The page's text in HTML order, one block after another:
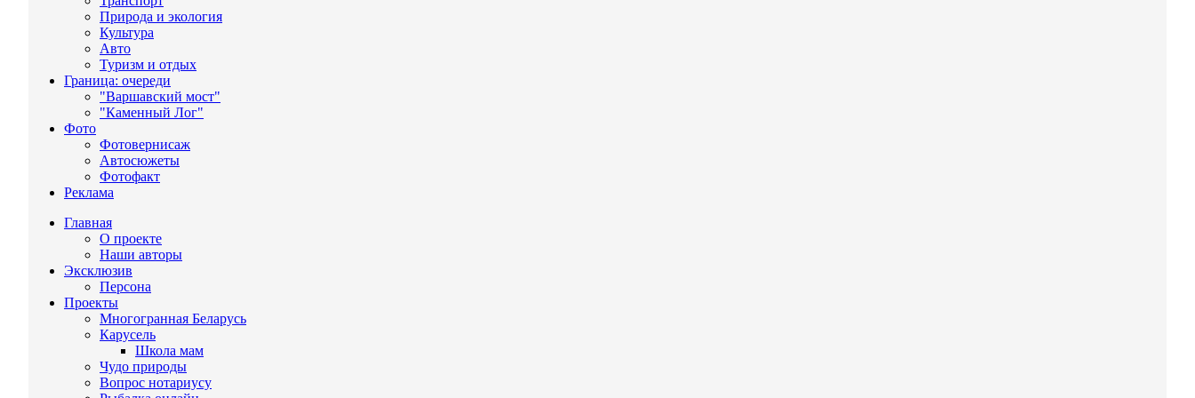
Природа и экология
Культура
Авто
Туризм и отдых
Граница: очереди
"Варшавский мост"
"Каменный Лог"
Фото
Фотовернисаж
Автосюжеты
Фотофакт
Реклама
Главная
О проекте
Наши авторы
Эксклюзив
Персона
Проекты
Многогранная Беларусь
Карусель
Школа мам
Чудо природы
Вопрос нотариусу